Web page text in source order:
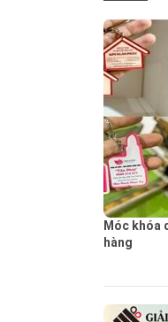
Móc khóa
hàng